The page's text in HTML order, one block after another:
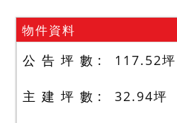
物件資料
公 告 坪 數 117.52坪
主 建 坪 數 32.94坪